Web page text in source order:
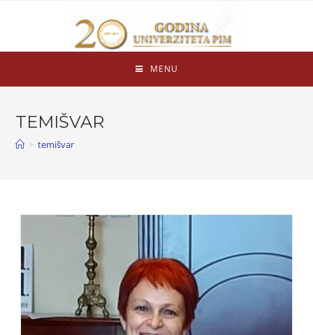
MENU
TEMIŠVAR
> temišvar